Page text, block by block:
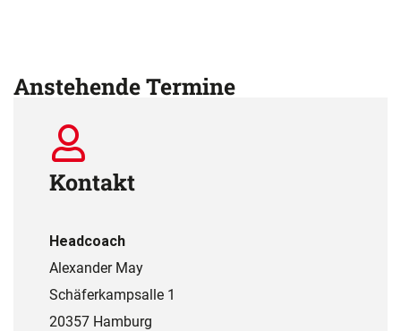
Anstehende Termine
Kontakt
Headcoach
Alexander May
Schäferkampsalle 1
20357 Hamburg